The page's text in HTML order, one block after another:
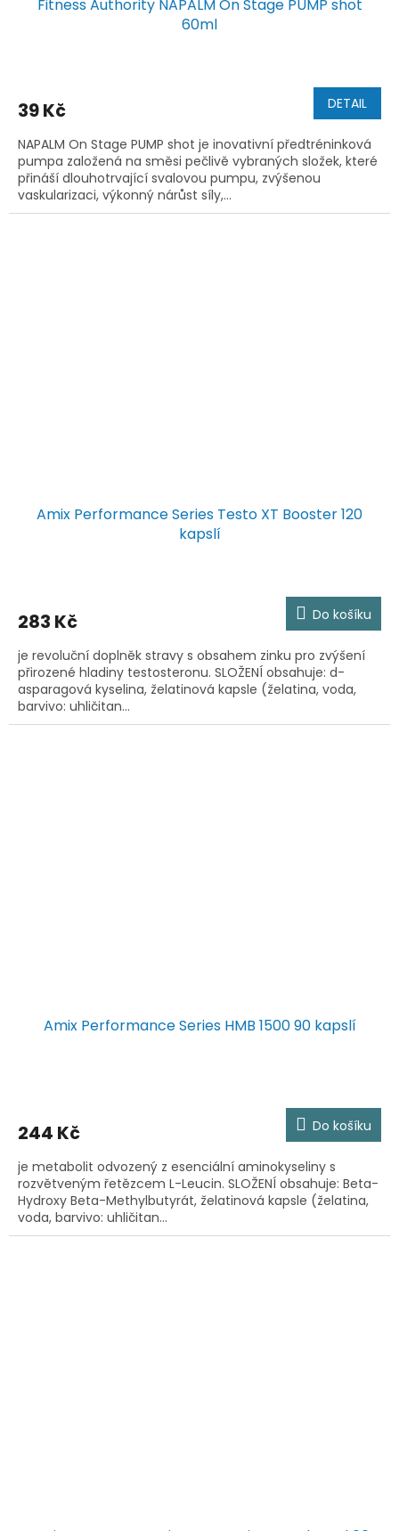
Fitness Authority NAPALM On Stage PUMP shot
60ml
39 Kč DETAIL
NAPALM On Stage PUMP shot je inovativní předtréninková
pumpa založená na směsi pečlivě vybraných složek, které
přináší dlouhotrvající svalovou pumpu, zvýšenou
vaskularizaci, výkonný nárůst síly,...
Amix Performance Series Testo XT Booster 120
kapslí
283 Kč Do košíku
je revoluční doplněk stravy s obsahem zinku pro zvýšení
přirozené hladiny testosteronu. SLOŽENÍ obsahuje: d-
asparagová kyselina, želatinová kapsle (želatina, voda,
barvivo: uhličitan...
Amix Performance Series HMB 1500 90 kapslí
244 Kč Do košíku
je metabolit odvozený z esenciální aminokyseliny s
rozvětveným řetězcem L-Leucin. SLOŽENÍ obsahuje: Beta-
Hydroxy Beta-Methylbutyrát, želatinová kapsle (želatina,
voda, barvivo: uhličitan...